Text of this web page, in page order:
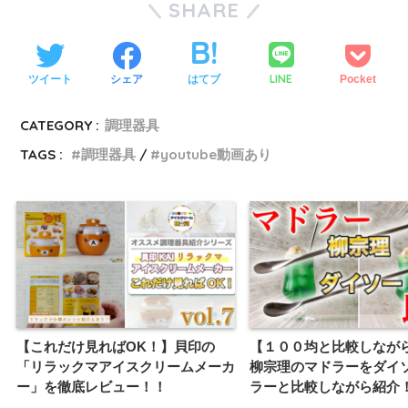
SHARE
ツイート シェア はてブ LINE Pocket
CATEGORY : 調理器具
TAGS :
調理器具 youtube動画あり
【これだけ見ればOK！】貝印の
「リラックマアイスクリームメーカ
ー」を徹底レビュー！！
【１００均と比較しなが
柳宗理のマドラーをダイ
ラーと比較しながら紹介